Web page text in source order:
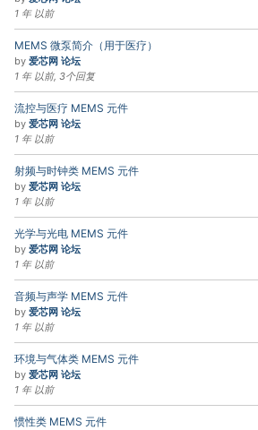
1 年 以前
MEMS 微泵简介（用于医疗）
by 爱芯网 论坛
1 年 以前, 3个回复
流控与医疗 MEMS 元件
by 爱芯网 论坛
1 年 以前
射频与时钟类 MEMS 元件
by 爱芯网 论坛
1 年 以前
光学与光电 MEMS 元件
by 爱芯网 论坛
1 年 以前
音频与声学 MEMS 元件
by 爱芯网 论坛
1 年 以前
环境与气体类 MEMS 元件
by 爱芯网 论坛
1 年 以前
惯性类 MEMS 元件